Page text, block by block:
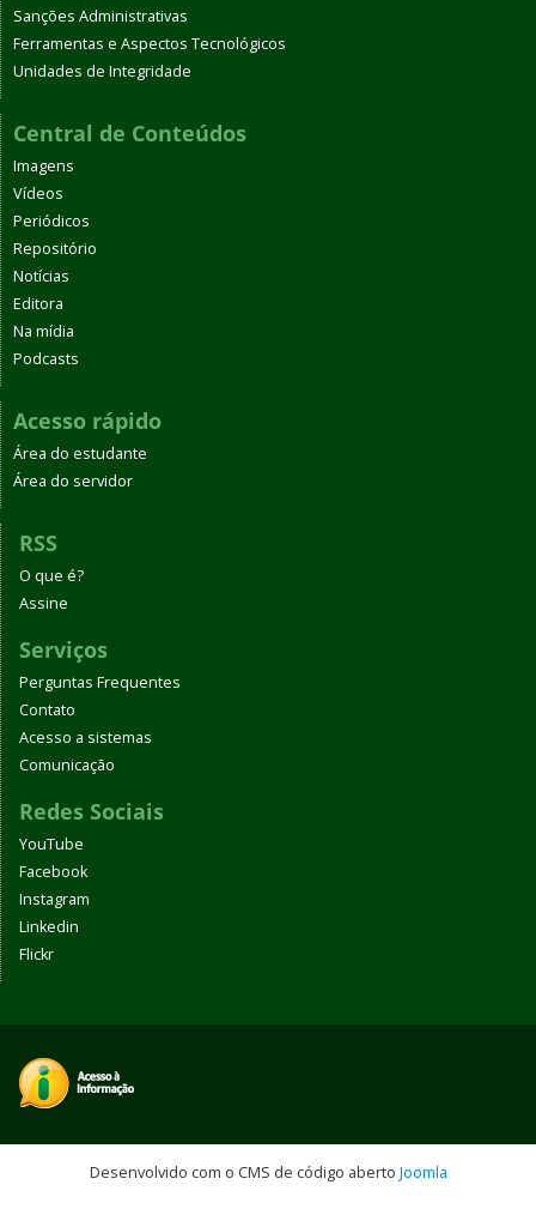
Sanções Administrativas
Ferramentas e Aspectos Tecnológicos
Unidades de Integridade
Central de Conteúdos
Imagens
Vídeos
Periódicos
Repositório
Notícias
Editora
Na mídia
Podcasts
Acesso rápido
Área do estudante
Área do servidor
RSS
O que é?
Assine
Serviços
Perguntas Frequentes
Contato
Acesso a sistemas
Comunicação
Redes Sociais
YouTube
Facebook
Instagram
Linkedin
Flickr
Desenvolvido com o CMS de código aberto Joomla